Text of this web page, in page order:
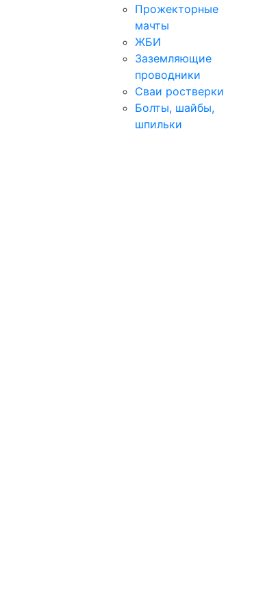
Прожекторные
мачты
ЖБИ
Заземляющие
проводники
Сваи ростверки
Болты, шайбы,
шпильки